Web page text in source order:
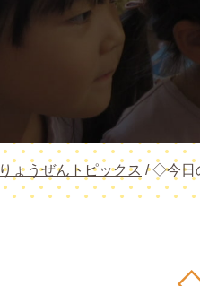
りょうぜんトピックス /◇今日